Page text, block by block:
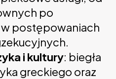
po
postępowaniach
i kultury: biegła
greckiego oraz